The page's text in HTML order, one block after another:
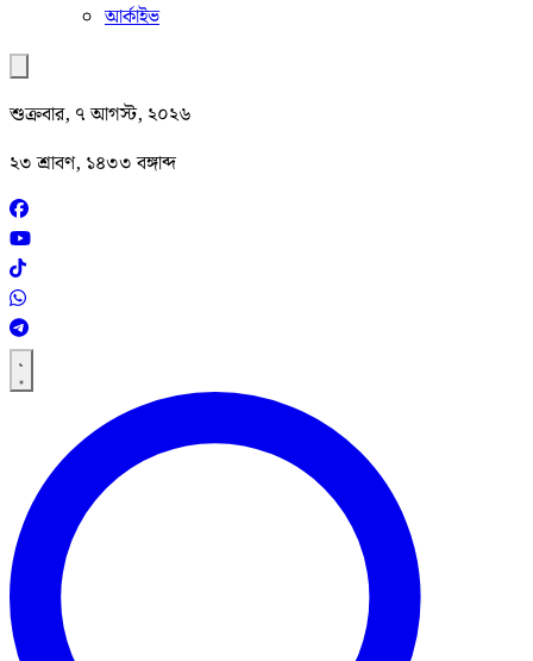
আর্কাইভ
শুক্রবার, ৭ আগস্ট, ২০২৬
২৩ শ্রাবণ, ১৪৩৩ বঙ্গাব্দ